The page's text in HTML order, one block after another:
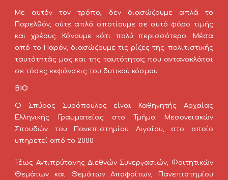
Με αυτόν τον τρόπο, δεν διασώζουμε απλά το
Παρελθόν, ούτε απλά αποτίουμε σε αυτό φόρο τιμής
και χρέους. Κάνουμε κάτι πολύ περισσότερο. Μέσα
από το Παρόν, διασώζουμε τις ρίζες της πολιτιστικής
ταυτότητάς μας και της ταυτότητας που αντανακλάται
σε τόσες εκφάνσεις του δυτικού κόσμου.
ΒΙΟ
Ο Σπύρος Συρόπουλος είναι Καθηγητής Αρχαίας
Ελληνικής Γραμματείας στο Τμήμα Μεσογειακών
Σπουδών του Πανεπιστημίου Αιγαίου, στο οποίο
υπηρετεί από το 2000.
Τέως Αντιπρύτανης Διεθνών Συνεργασιών, Φοιτητικών
Θεμάτων και Θεμάτων Αποφοίτων, Πανεπιστημίου